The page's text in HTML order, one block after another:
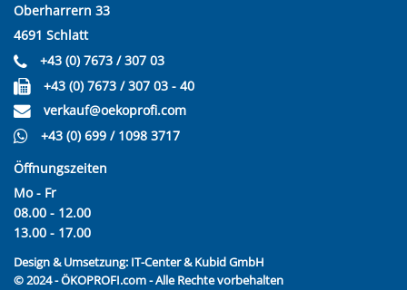
Oberharrern 33
4691 Schlatt
+43 (0) 7673 / 307 03
+43 (0) 7673 / 307 03 - 40
verkauf@oekoprofi.com
+43 (0) 699 / 1098 3717
Öffnungszeiten
Mo - Fr
08.00 - 12.00
13.00 - 17.00
Design & Umsetzung: IT-Center & Kubid GmbH
© 2024 - ÖKOPROFI.com - Alle Rechte vorbehalten